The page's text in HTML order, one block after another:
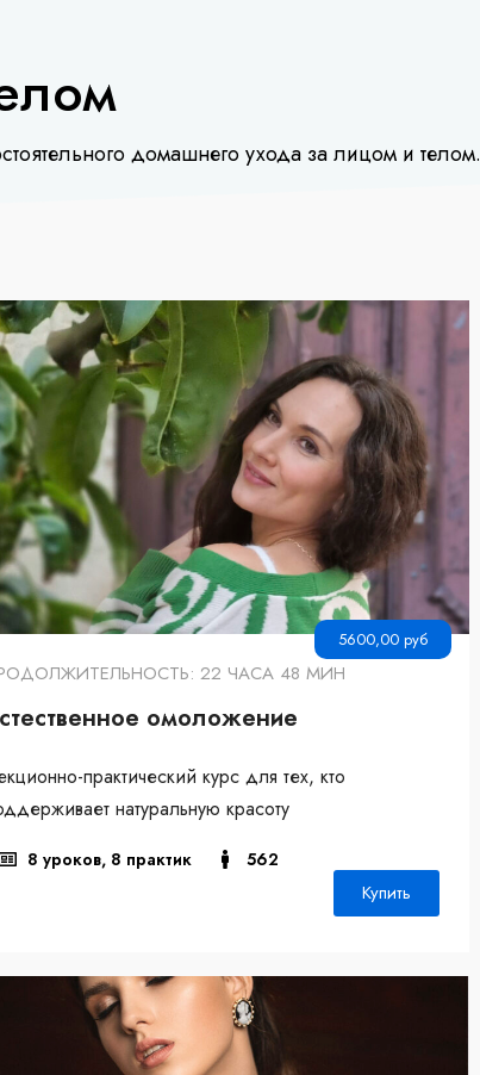
домашнего ухода за лицом и телом.
5600,00 руб
22 ЧАСА 48 МИН
омоложение
практический курс для тех, кто
натуральную красоту
8 уроков, 8 практик 562
Купить